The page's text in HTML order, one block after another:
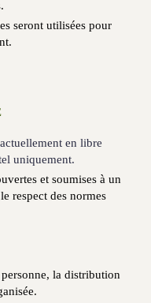
seront utilisées pour
en libre
uniquement.
et soumises à un
respect des normes
la distribution